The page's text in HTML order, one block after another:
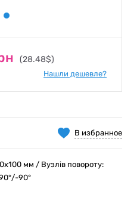
(28.48$)
Нашли дешевле?
В избранное
мм / Вузлів повороту:
90°